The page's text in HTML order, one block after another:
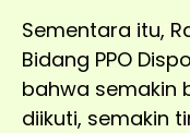
Sementara itu,
Bidang PPO
bahwa semakin
diikuti, semakin